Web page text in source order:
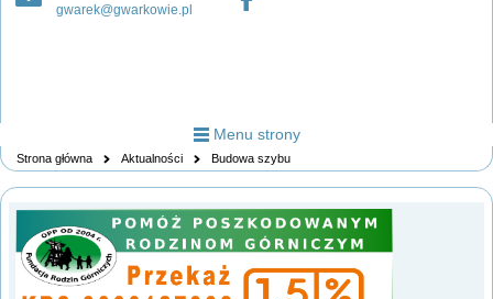
gwarek@gwarkowie.pl
Menu strony
Strona główna Aktualności Budowa szybu